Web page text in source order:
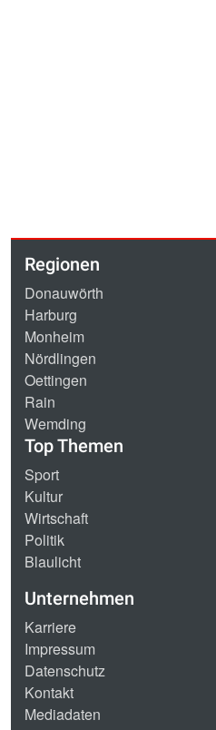
Regionen
Donauwörth
Harburg
Monheim
Nördlingen
Oettingen
Rain
Wemding
Top Themen
Sport
Kultur
Wirtschaft
Politik
Blaulicht
Unternehmen
Karriere
Impressum
Datenschutz
Kontakt
Mediadaten